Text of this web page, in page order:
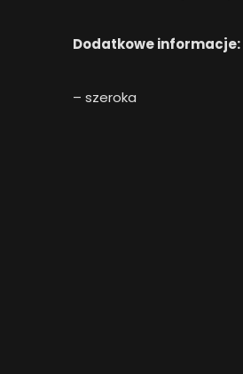
Dodatkowe informacje:
– szeroka